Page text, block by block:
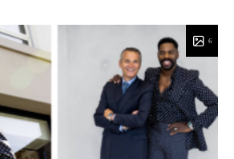
6